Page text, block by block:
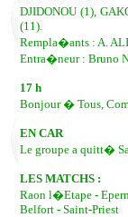
DJIDONOU (1),
(11).
Rempla�ants : A.
Entra�neur : Bruno
17 h
Bonjour � Tous,
EN CAR
Le groupe a quitt�
LES MATCHS :
Raon l�Etape -
Belfort - Saint-Priest